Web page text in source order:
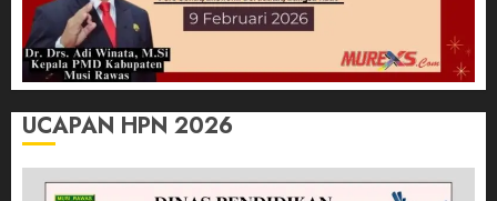
UCAPAN HPN 2026